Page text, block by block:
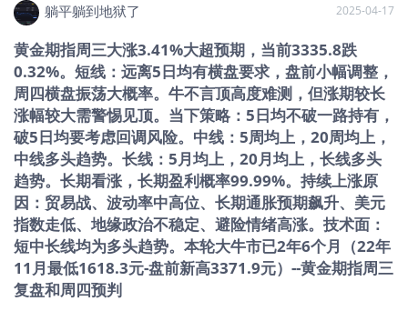
涨因素犹在。 （二）推动黄金持续上涨原因： 1、贸易
战：纵深发展，美股承压，资金涌入黄金市场避险。 2、市场需
求：全球央行购金需求维持高位，为金价提供长期支撑。 3、通
胀预期：美国3月密歇根消费者信心指数降至两年半新低，而通
胀预期飙升，强化黄金抗通胀属性。 4、美元指数：持续下
行，以美元计价商品都有涨价预期。 5、地缘政治：总体平稳，
中东、俄乌等局势时有反复。 二、技术面： 1、均线 超短：5
日均上，超短多头趋势。 短期：20日均上，20均向上，短期多
头趋势。 中期：5周均上，20周均上，20周均向上，中期多头
趋势。 长期：5月均上，20月均上，长期多头趋势。25年3月涨
跌幅：10.12%。2024年涨跌幅：27.39%（东财数据） 2、
macd：日线金叉第5日、周线金叉第11周、月线2023年3月以
来持续金叉。（经验：日线金叉，20均上，20均走平或向上大
概率会迎来一波上涨。经验：周线金叉行情往往更持久） 3、神
奇9转（日线低9作用大）：日线：高6，周线：高6，月线：高
躺平躺到地狱了 2025-04-17
黄金期指周三大涨3.41%大超预期，当前3335.8跌
0.32%。短线：远离5日均有横盘要求，盘前小幅调整，
周四横盘振荡大概率。牛不言顶高度难测，但涨期较长
涨幅较大需警惕见顶。当下策略：5日均不破一路持有，
破5日均要考虑回调风险。中线：5周均上，20周均上，
中线多头趋势。长线：5月均上，20月均上，长线多头
趋势。长期看涨，长期盈利概率99.99%。持续上涨原
因：贸易战、波动率中高位、长期通胀预期飙升、美元
指数走低、地缘政治不稳定、避险情绪高涨。技术面：
短中长线均为多头趋势。本轮大牛市已2年6个月（22年
11月最低1618.3元-盘前新高3371.9元）--黄金期指周三
复盘和周四预判